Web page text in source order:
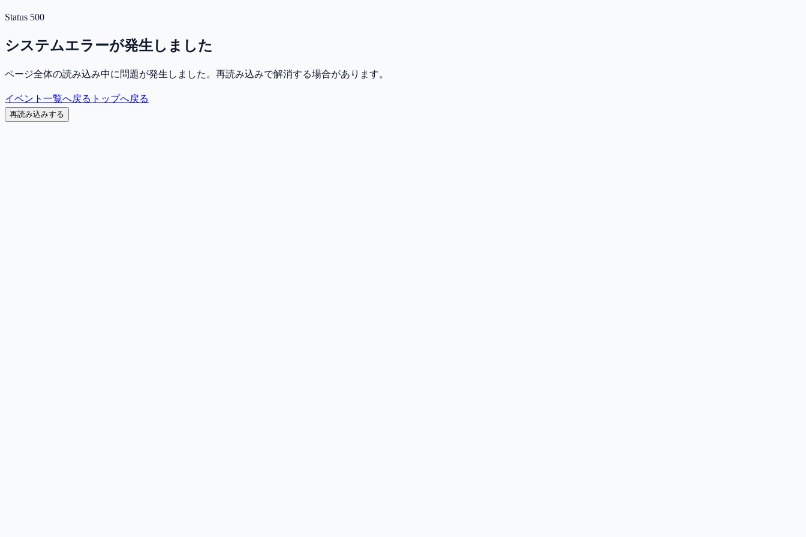
Status 500
システムエラーが発生しました
ページ全体の読み込み中に問題が発生しました。再読み込みで解消する場合があります。
イベント一覧へ戻る トップへ戻る
再読み込みする